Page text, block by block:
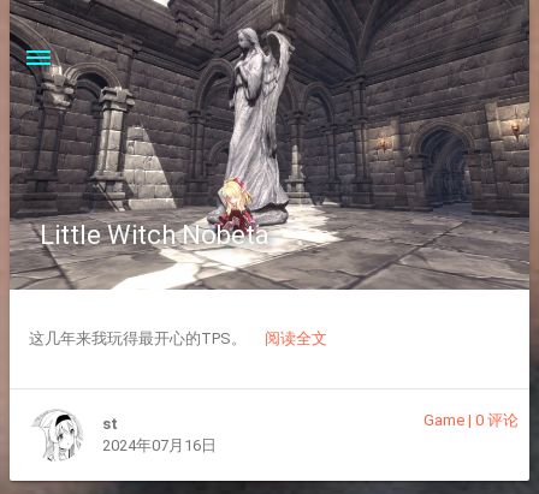
Little Witch Nobeta
这几年来我玩得最开心的TPS。 阅读全文
st
2024年07月16日
Game |0 评论